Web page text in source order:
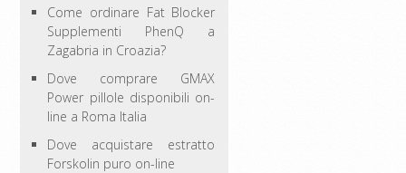
Come ordinare Fat Blocker
Supplementi PhenQ a
Zagabria in Croazia?
Dove comprare GMAX
Power pillole disponibili on-
line a Roma Italia
Dove acquistare estratto
Forskolin puro on-line